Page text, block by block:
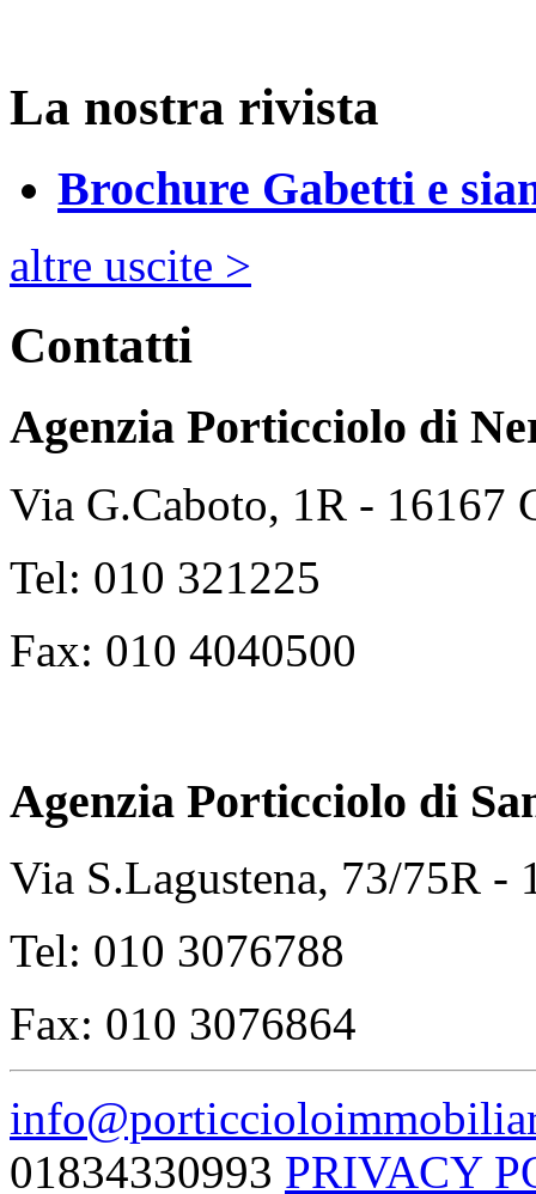
La nostra rivista
Brochure Gabetti e
altre uscite >
Contatti
Agenzia Porticciolo di
Via G.Caboto, 1R - 16167
Tel: 010 321225
Fax: 010 4040500
Agenzia Porticciolo di
Via S.Lagustena, 73/75R -
Tel: 010 3076788
Fax: 010 3076864
01834330993 PRIVACY